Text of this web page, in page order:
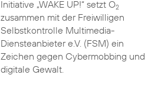
Initiative „WAKE UP!“ setzt O2
zusammen mit der Freiwilligen
Selbstkontrolle Multimedia-
Diensteanbieter e.V. (FSM) ein
Zeichen gegen Cybermobbing und
digitale Gewalt.